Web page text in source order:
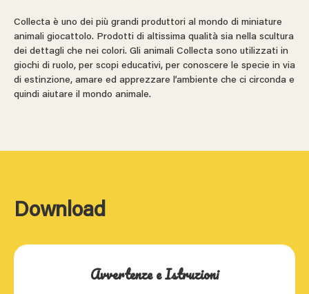
Collecta è uno dei più grandi produttori al mondo di miniature
animali giocattolo. Prodotti di altissima qualità sia nella scultura
dei dettagli che nei colori. Gli animali Collecta sono utilizzati in
giochi di ruolo, per scopi educativi, per conoscere le specie in via
di estinzione, amare ed apprezzare l’ambiente che ci circonda e
quindi aiutare il mondo animale.
Download
Avvertenze e Istruzioni